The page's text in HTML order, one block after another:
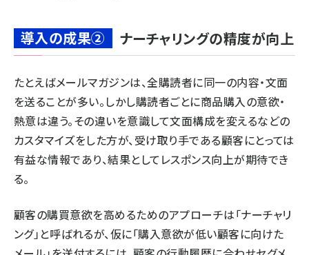
導入の成果② ナーチャリングの精度が向上
たとえばメールマガジンは、全購読者に同一の内容・文面
を送ることが多い。しかし購読者ごとに商品購入の意欲・
熱意は違う。その違いを意識して文面構成を変えるなどの
カスタマイズをした方が、受け取り手である顧客にとっては
有益な情報であり、結果としてレスポンス向上が期待でき
る。
顧客の購買意欲を高めるためのアプローチは「ナーチャリ
ング」と呼ばれるが、仮に「購入意欲が低い顧客に向けた